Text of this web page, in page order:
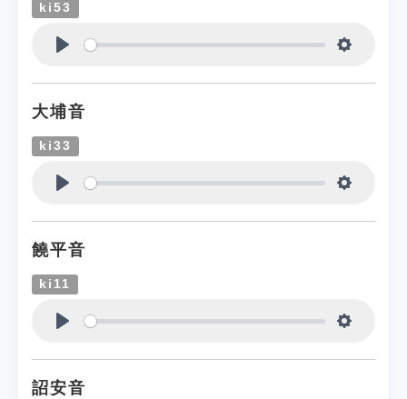
ki53
大埔音
ki33
饒平音
ki11
詔安音